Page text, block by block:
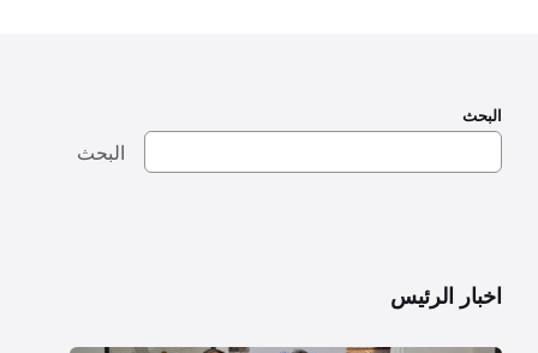
البحث
البحث
اخبار الرئيس